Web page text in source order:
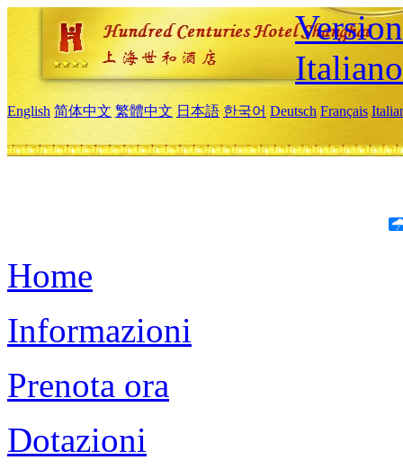
Italiano
English 简体中文 繁體中文 日本語 한국어 Deutsch Français
Home
Informazioni
Prenota ora
Dotazioni